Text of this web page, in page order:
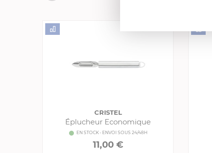
CRISTEL
Éplucheur Economique
EN STOCK - ENVOI SOUS 24/48H
11,00 €